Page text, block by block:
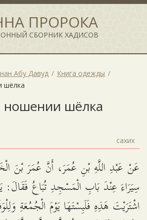
ПРОРОКА
СБОРНИК ХАДИСОВ
Абу Давуд
Книга одежды
шёлка
ношении шёлка
сахих
عَنْ عَبْدِ اللَّهِ بْنِ عُمَرَ، أَنَّ عُمَرَ بْنَ
سِيَرَاءَ عِنْدَ بَابِ الْمَسْجِدِ تُبَاعُ فَقَالَ:
اشْتَرَيْتَ هَذِهِ فَلَبِسْتَهَا يَوْمَ الْجُمُعَةِ